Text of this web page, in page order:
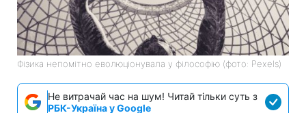
Фізика непомітно еволюціонувала у філософію (фото: Pexels)
Не витрачай час на шум! Читай тільки суть з
РБК-Україна у Google